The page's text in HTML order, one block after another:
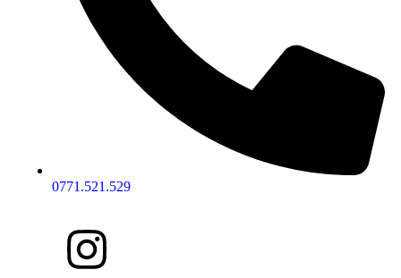
0771.521.529